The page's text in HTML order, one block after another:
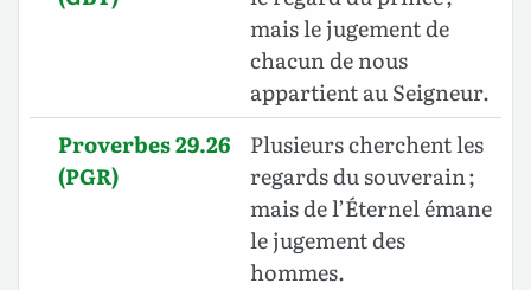
mais le jugement de
chacun de nous
appartient au Seigneur.
Proverbes 29.26
(PGR)
Plusieurs cherchent les
regards du souverain ;
mais de l’Éternel émane
le jugement des
hommes.